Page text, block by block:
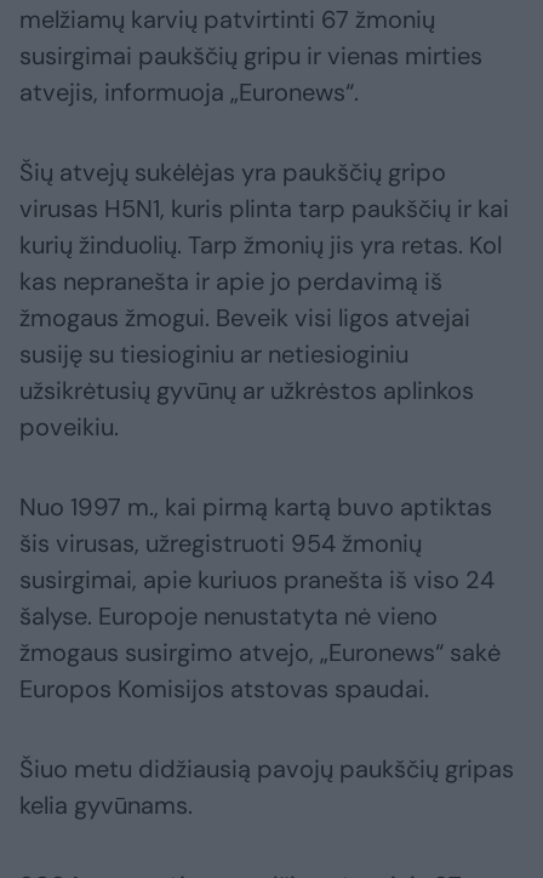
melžiamų karvių patvirtinti 67 žmonių
susirgimai paukščių gripu ir vienas mirties
atvejis, informuoja „Euronews“.
Šių atvejų sukėlėjas yra paukščių gripo
virusas H5N1, kuris plinta tarp paukščių ir kai
kurių žinduolių. Tarp žmonių jis yra retas. Kol
kas nepranešta ir apie jo perdavimą iš
žmogaus žmogui. Beveik visi ligos atvejai
susiję su tiesioginiu ar netiesioginiu
užsikrėtusių gyvūnų ar užkrėstos aplinkos
poveikiu.
Nuo 1997 m., kai pirmą kartą buvo aptiktas
šis virusas, užregistruoti 954 žmonių
susirgimai, apie kuriuos pranešta iš viso 24
šalyse. Europoje nenustatyta nė vieno
žmogaus susirgimo atvejo, „Euronews“ sakė
Europos Komisijos atstovas spaudai.
Šiuo metu didžiausią pavojų paukščių gripas
kelia gyvūnams.